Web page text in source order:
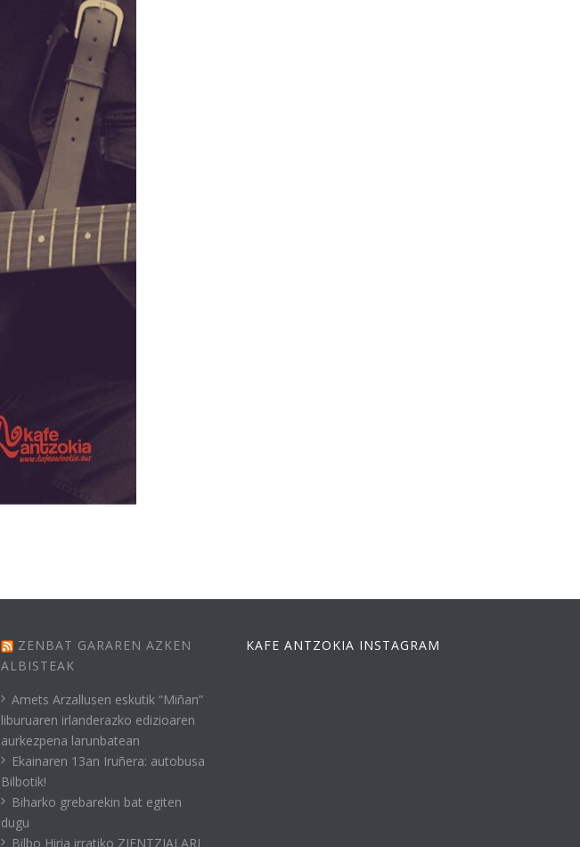
ZENBAT GARAREN AZKEN
ALBISTEAK
Amets Arzallusen eskutik “Miñan”
liburuaren irlanderazko edizioaren
aurkezpena larunbatean
Ekainaren 13an Iruñera: autobusa
Bilbotik!
Biharko grebarekin bat egiten
dugu
Bilbo Hiria irratiko ZIENTZIALARI
KAFE ANTZOKIA INSTAGRAM